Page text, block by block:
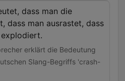
dass man die
dass man ausrastet, dass
erklärt die Bedeutung
Slang-Begriffs 'crash-